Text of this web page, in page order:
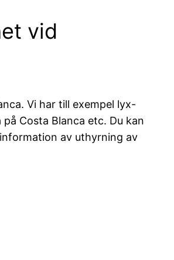
vid
Vi har till exempel lyx-
Costa Blanca etc. Du kan
av uthyrning av